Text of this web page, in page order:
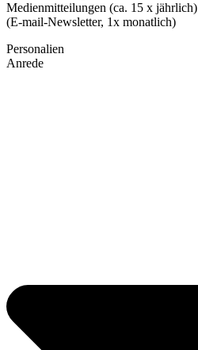
Medienmitteilungen (ca. 15 x jährlich)
(E-mail-Newsletter, 1x monatlich)
Personalien
Anrede